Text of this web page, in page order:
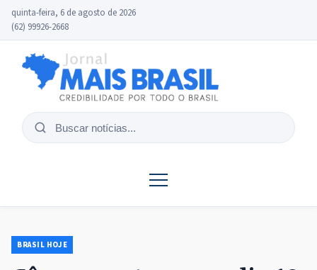
quinta-feira, 6 de agosto de 2026
(62) 99926-2668
Buscar
BRASIL HOJE